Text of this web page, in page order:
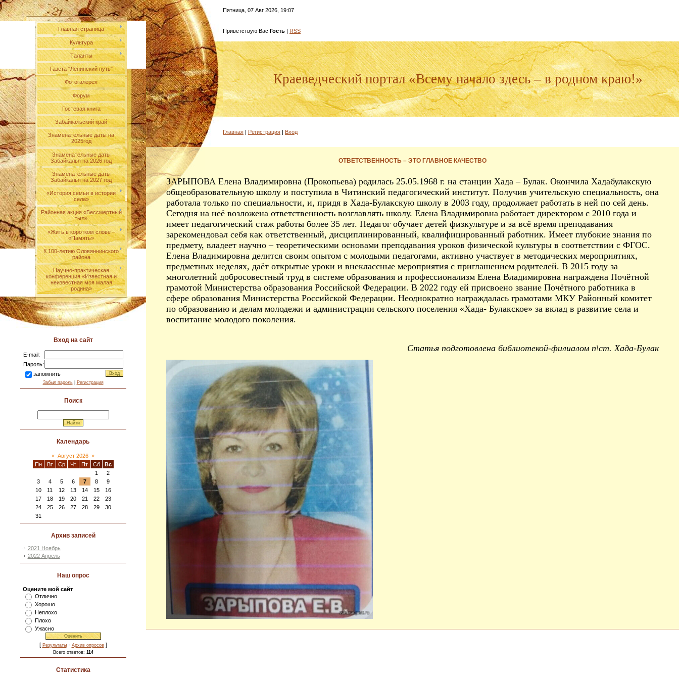
Главная страница
Культура
Таланты
Газета "Ленинский путь"
Фотогалерея
Форум
Гостевая книга
Забайкальский край
Знаменательные даты на
2025год
Знаменательные даты
Забайкалья на 2026 год
Знаменательные даты
Забайкалья на 2027 год
«История семьи в истории
села»
Районная акция «Бессмертный
тыл»
«Жить в коротком слове –
«Память»
К 100-летию Оловяннинского
района
Научно-практическая
конференция «Известная и
неизвестная моя малая
родина»
Вход на сайт
E-mail:
Пароль:
запомнить
Забыл пароль| Регистрация
Поиск
Календарь
« Август 2026 »
Пн
Вт Ср Чт Пт Сб
Вс
1
2
3
4 5 6 7 8
9
10
11 12 13 14 15
16
17
18 19 20 21 22
23
24
25 26 27 28 29
30
31
Архив записей
2021 Ноябрь
2022 Апрель
Наш опрос
Оцените мой сайт
Отлично
Хорошо
Неплохо
Плохо
Ужасно
[ Результаты· Архив опросов]
Всего ответов: 114
Статистика
Пятница, 07 Авг 2026, 19:07
Приветствую Вас Гость | RSS
Краеведческий портал «Всему начало здесь – в родном краю!»
Главная | Регистрация | Вход
ОТВЕТСТВЕННОСТЬ – ЭТО ГЛАВНОЕ КАЧЕСТВО
ЗАРЫПОВА Елена Владимировна (Прокопьева) родилась 25.05.1968 г. на станции Хада – Булак. Окончила Хадабулакскую
общеобразовательную школу и поступила в Читинский педагогический институт. Получив учительскую специальность, она
работала только по специальности, и, придя в Хада-Булакскую школу в 2003 году, продолжает работать в ней по сей день.
Сегодня на неё возложена ответственность возглавлять школу. Елена Владимировна работает директором с 2010 года и
имеет педагогический стаж работы более 35 лет. Педагог обучает детей физкультуре и за всё время преподавания
зарекомендовал себя как ответственный, дисциплинированный, квалифицированный работник. Имеет глубокие знания по
предмету, владеет научно – теоретическими основами преподавания уроков физической культуры в соответствии с ФГОС.
Елена Владимировна делится своим опытом с молодыми педагогами, активно участвует в методических мероприятиях,
предметных неделях, даёт открытые уроки и внеклассные мероприятия с приглашением родителей. В 2015 году за
многолетний добросовестный труд в системе образования и профессионализм Елена Владимировна награждена Почётной
грамотой Министерства образования Российской Федерации. В 2022 году ей присвоено звание Почётного работника в
сфере образования Министерства Российской Федерации. Неоднократно награждалась грамотами МКУ Районный комитет
по образованию и делам молодежи и администрации сельского поселения «Хада- Булакское» за вклад в развитие села и
воспитание молодого поколения.
Статья подготовлена библиотекой-филиалом п\ст. Хада-Булак